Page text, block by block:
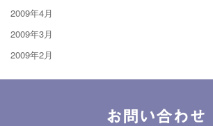
2009年4月
2009年3月
2009年2月
お問い合わせ